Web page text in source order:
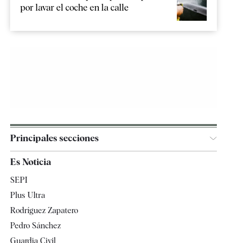
por lavar el coche en la calle
Principales secciones
España
Televisión
Es Noticia
SEPI
Plus Ultra
Rodríguez Zapatero
Pedro Sánchez
Guardia Civil